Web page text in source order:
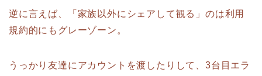
逆に言えば、「家族以外にシェアして観る」のは利用
規約的にもグレーゾーン。
うっかり友達にアカウントを渡したりして、3台目エラ